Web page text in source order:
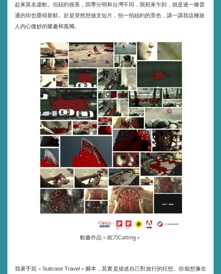
起來莫名虛軟。但紐約很美，四季分明和台灣不同，我初來乍到，就是過一條普
通的街也覺得新鮮。於是突然想做支短片，拍一拍紐約的景色，講一講我這種旅
人內心微妙的樂趣和孤獨。
動畫作品＜前刀Cutting＞
我著手寫＜ Suitcase Travel＞腳本，其實是描述自己對旅行的狂想。你能想像在